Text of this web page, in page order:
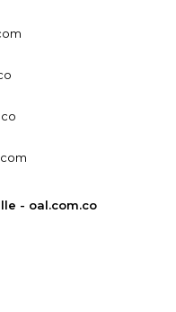
- oal.com.co